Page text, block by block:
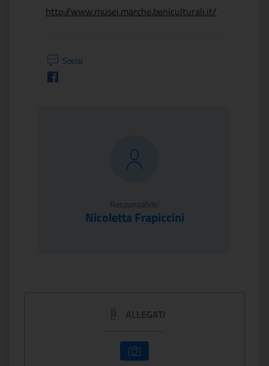
http://www.musei.marche.beniculturali.it/
Social
Facebook
Responsabile:
Nicoletta Frapiccini
ALLEGATI